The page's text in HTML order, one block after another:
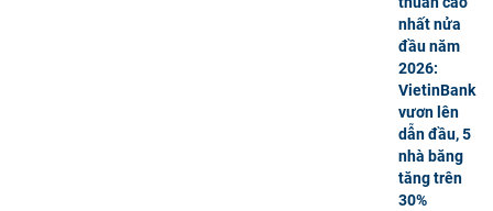
nhất nửa
đầu năm
2026:
VietinBank
vươn lên
dẫn đầu, 5
nhà băng
tăng trên
30%